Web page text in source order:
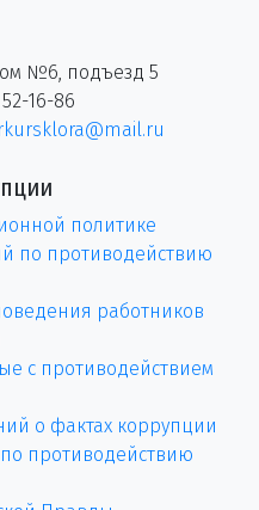
№6, подъезд 5
16-86
rkursklora@mail.ru
политике
по противодействию
работников
с противодействием
о фактах коррупции
противодействию